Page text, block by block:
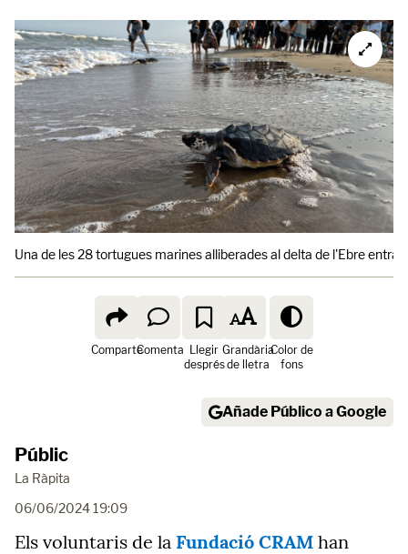
Una de les 28 tortugues marines alliberades al delta de l'Ebre
ComparteComenta Llegir
després
Grandària
de lletra
Color de
fons
Añade Público a Google
Públic
La Ràpita
06/06/2024 19:09
Els voluntaris de la Fundació CRAM han